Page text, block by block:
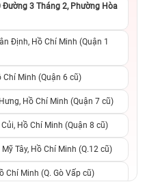
Đường 3 Tháng 2, Phường Hòa
Định, Hồ Chí Minh (Quận 1
Chí Minh (Quận 6 cũ)
Hồ Chí Minh (Quận 7 cũ)
Hồ Chí Minh (Quận 8 cũ)
Tây, Hồ Chí Minh (Q.12 cũ)
Chí Minh (Q. Gò Vấp cũ)